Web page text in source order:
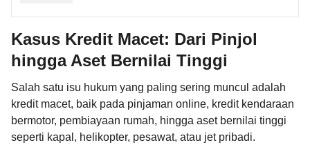
Kasus Kredit Macet: Dari Pinjol
hingga Aset Bernilai Tinggi
Salah satu isu hukum yang paling sering muncul adalah
kredit macet, baik pada pinjaman online, kredit kendaraan
bermotor, pembiayaan rumah, hingga aset bernilai tinggi
seperti kapal, helikopter, pesawat, atau jet pribadi.